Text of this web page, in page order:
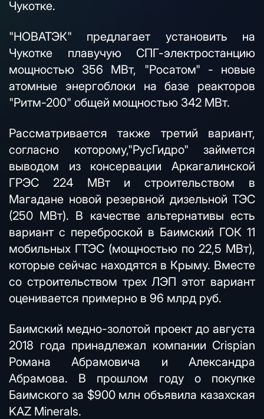
Чукотке.
"НОВАТЭК" предлагает установить на
Чукотке плавучую СПГ-электростанцию
мощностью 356 МВт, "Росатом" - новые
атомные энергоблоки на базе реакторов
"Ритм-200" общей мощностью 342 МВт.
Рассматривается также третий вариант,
согласно которому,"РусГидро" займется
выводом из консервации Аркагалинской
ГРЭС 224 МВт и строительством в
Магадане новой резервной дизельной ТЭС
(250 МВт). В качестве альтернативы есть
вариант с переброской в Баимский ГОК 11
мобильных ГТЭС (мощностью по 22,5 МВт),
которые сейчас находятся в Крыму. Вместе
со строительством трех ЛЭП этот вариант
оценивается примерно в 96 млрд руб.
Баимский медно-золотой проект до августа
2018 года принадлежал компании Crispian
Романа Абрамовича и Александра
Абрамова. В прошлом году о покупке
Баимского за $900 млн объявила казахская
KAZ Minerals.